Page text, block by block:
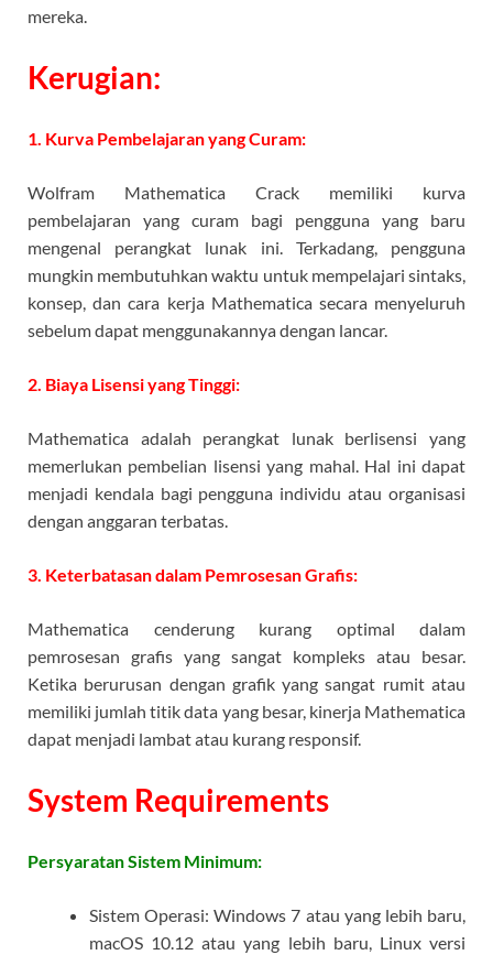
mereka.
Kerugian:
1. Kurva Pembelajaran yang Curam:
Wolfram Mathematica Crack memiliki kurva
pembelajaran yang curam bagi pengguna yang baru
mengenal perangkat lunak ini. Terkadang, pengguna
mungkin membutuhkan waktu untuk mempelajari sintaks,
konsep, dan cara kerja Mathematica secara menyeluruh
sebelum dapat menggunakannya dengan lancar.
2. Biaya Lisensi yang Tinggi:
Mathematica adalah perangkat lunak berlisensi yang
memerlukan pembelian lisensi yang mahal. Hal ini dapat
menjadi kendala bagi pengguna individu atau organisasi
dengan anggaran terbatas.
3. Keterbatasan dalam Pemrosesan Grafis:
Mathematica cenderung kurang optimal dalam
pemrosesan grafis yang sangat kompleks atau besar.
Ketika berurusan dengan grafik yang sangat rumit atau
memiliki jumlah titik data yang besar, kinerja Mathematica
dapat menjadi lambat atau kurang responsif.
System Requirements
Persyaratan Sistem Minimum:
Sistem Operasi: Windows 7 atau yang lebih baru,
macOS 10.12 atau yang lebih baru, Linux versi